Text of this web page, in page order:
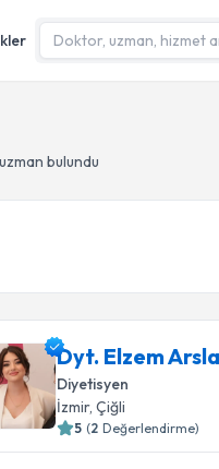
bulundu
Dyt. Elzem
Diyetisyen
İzmir, Çiğli
5 (2 Değerlendirme)